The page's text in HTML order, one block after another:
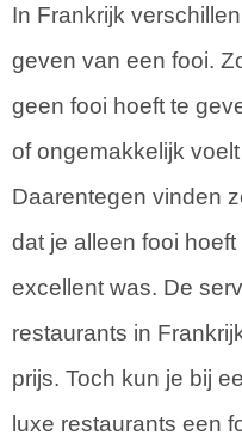
In Frankrijk
geven van een fooi.
geen fooi hoeft te
of ongemakkelijk
Daarentegen vinden
dat je alleen fooi
excellent was. De
restaurants in
prijs. Toch kun je bij
luxe restaurants een